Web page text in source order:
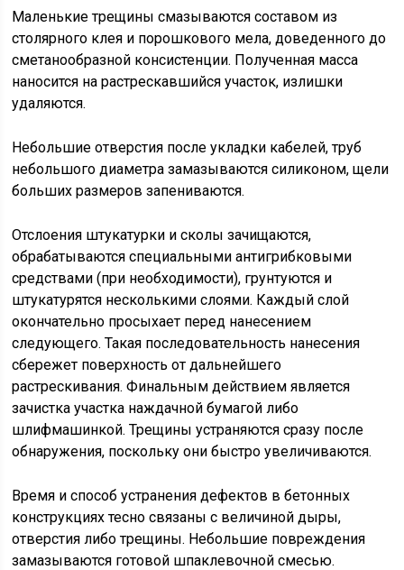
Маленькие трещины смазываются составом из
столярного клея и порошкового мела, доведенного до
сметанообразной консистенции. Полученная масса
наносится на растрескавшийся участок, излишки
удаляются.
Небольшие отверстия после укладки кабелей, труб
небольшого диаметра замазываются силиконом, щели
больших размеров запениваются.
Отслоения штукатурки и сколы зачищаются,
обрабатываются специальными антигрибковыми
средствами (при необходимости), грунтуются и
штукатурятся несколькими слоями. Каждый слой
окончательно просыхает перед нанесением
следующего. Такая последовательность нанесения
сбережет поверхность от дальнейшего
растрескивания. Финальным действием является
зачистка участка наждачной бумагой либо
шлифмашинкой. Трещины устраняются сразу после
обнаружения, поскольку они быстро увеличиваются.
Время и способ устранения дефектов в бетонных
конструкциях тесно связаны с величиной дыры,
отверстия либо трещины. Небольшие повреждения
замазываются готовой шпаклевочной смесью.